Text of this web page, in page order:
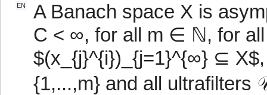
EN
A Banach space X is
C < ∞, for all m ∈ ℕ, for
$(x_{j}^{i})_{j=1}^{∞} ⊆
{1,...,m} and all